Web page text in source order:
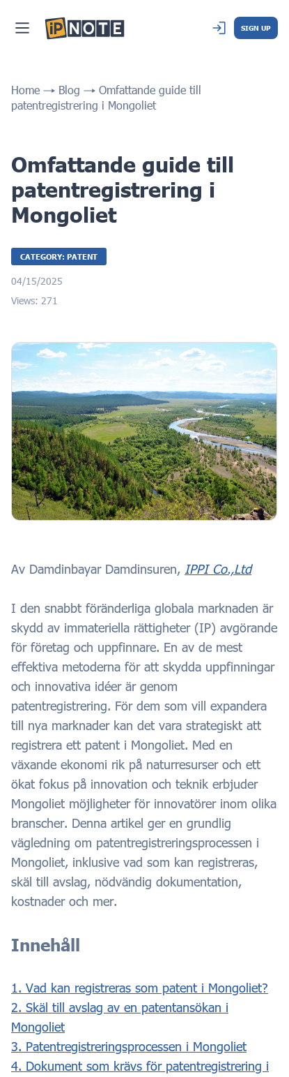
SIGN UP
Home Blog
Omfattande guide till
patentregistrering i Mongoliet
Omfattande guide till
patentregistrering i
Mongoliet
CATEGORY: PATENT
04/15/2025
Views: 271
Av Damdinbayar Damdinsuren, IPPI Co.,Ltd
I den snabbt föränderliga globala marknaden är
skydd av immateriella rättigheter (IP) avgörande
för företag och uppfinnare. En av de mest
effektiva metoderna för att skydda uppfinningar
och innovativa idéer är genom
patentregistrering. För dem som vill expandera
till nya marknader kan det vara strategiskt att
registrera ett patent i Mongoliet. Med en
växande ekonomi rik på naturresurser och ett
ökat fokus på innovation och teknik erbjuder
Mongoliet möjligheter för innovatörer inom olika
branscher. Denna artikel ger en grundlig
vägledning om patentregistreringsprocessen i
Mongoliet, inklusive vad som kan registreras,
skäl till avslag, nödvändig dokumentation,
kostnader och mer.
Innehåll
1. Vad kan registreras som patent i Mongoliet?
2. Skäl till avslag av en patentansökan i
Mongoliet
3. Patentregistreringsprocessen i Mongoliet
4. Dokument som krävs för patentregistrering i